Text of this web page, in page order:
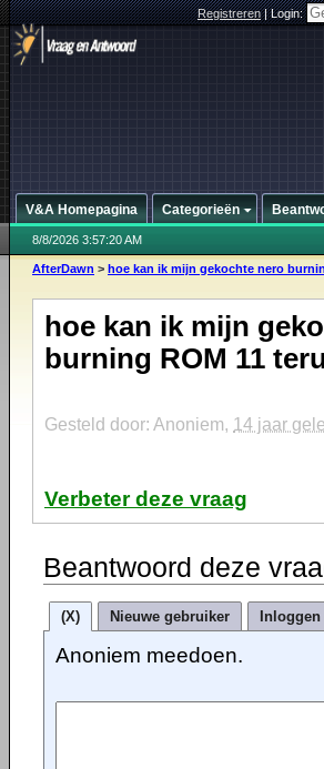
Registreren|Login:
V&A Homepagina Categorieën
8/8/2026 3:57:20 AM
AfterDawn > hoe kan ik mijn gekochte nero
hoe kan ik mijn
burning ROM 11
Gesteld door: Anoniem, 14 jaar
Verbeter deze vraag
Beantwoord deze
(X) Nieuwe gebruiker Inloggen
Anoniem meedoen.